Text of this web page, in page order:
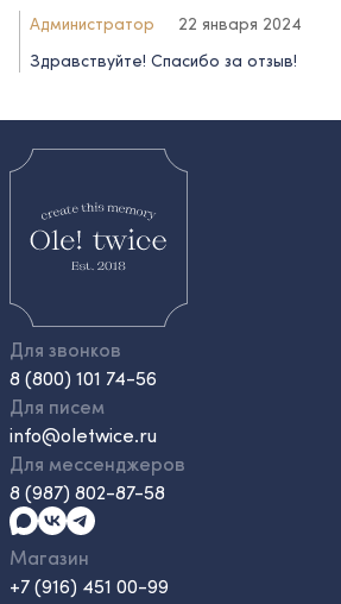
Администратор
22 января 2024
Здравствуйте! Спасибо за отзыв!
Для звонков
8 (800) 101 74-56
Для писем
info@oletwice.ru
Для мессенджеров
8 (987) 802-87-58
Магазин
+7 (916) 451 00-99